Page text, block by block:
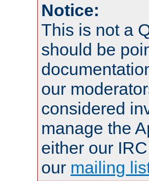
Notice:
This is not a
should be
our
considered
manage the
either our
our mailing